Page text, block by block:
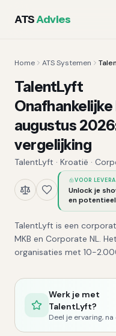
ATSAdvies
Home ATS Systemen
TalentLyft
augustus 2026
vergelijking
TalentLyft · Kroatië ·
VOOR
Unlock je
en
TalentLyft is een
MKB en Corporate NL.
organisaties met 10-
Werk je met
TalentLyft?